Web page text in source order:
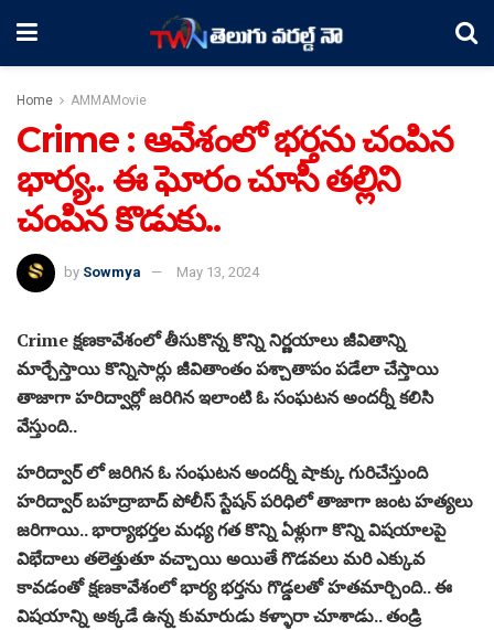
Home AMMAMovie
Crime : ఆవేశంలో భర్తను చంపిన
భార్య.. ఈ ఘోరం చూసి తల్లిని
చంపిన కొడుకు..
by Sowmya May 13, 2024
Crime క్షణకావేశంలో తీసుకొన్న కొన్ని నిర్ణయాలు జీవితాన్ని
మార్చేస్తాయి కొన్నిసార్లు జీవితాంతం పశ్చాతాపం పడేలా చేస్తాయి
తాజాగా హరిద్వార్లో జరిగిన ఇలాంటి ఓ సంఘటన అందర్నీ కలిసి
వేస్తుంది..
హరిద్వార్ లో జరిగిన ఓ సంఘటన అందర్నీ షాక్కు గురిచేస్తుంది
హరిద్వార్ బహద్రాబాద్ పోలీస్ స్టేషన్ పరిధిలో తాజాగా జంట హత్యలు
జరిగాయి.. భార్యాభర్తల మధ్య గత కొన్ని ఏళ్లుగా కొన్ని విషయాలపై
విభేదాలు తలెత్తుతూ వచ్చాయి అయితే గొడవలు మరి ఎక్కువ
కావడంతో క్షణకావేశంలో భార్య భర్తను గొడ్డలతో హతమార్చింది.. ఈ
విషయాన్ని అక్కడే ఉన్న కుమారుడు కళ్ళారా చూశాడు.. తండ్రి